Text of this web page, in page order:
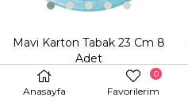
Mavi Karton Tabak 23 Cm 8
Adet
Anasayfa Favorilerim
0